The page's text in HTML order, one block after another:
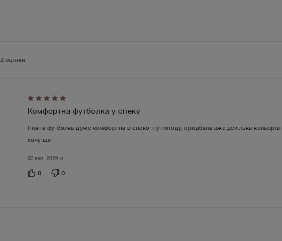
2 оцінки
Оцінено
5
з
5
Комфортна футболка у спеку
Лляна футболка дуже комфортна в спекотну погоду, придбала вже декілька кольорів і
хочу ще
22 вер. 2025 р.
0 0